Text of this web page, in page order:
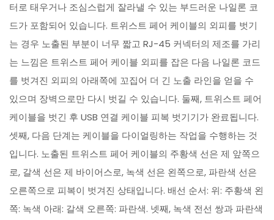
터로 태우거나 조심스럽게 잘라낼 수 있는 부드러운 나일론 코
드가 포함되어 있습니다. 트위스트 페어 케이블의 외피를 벗기
는 경우 노출된 부분이 너무 짧고 RJ-45 커넥터의 제조를 가리
는 느낌은 트위스트 페어 케이블 외피를 잡은 다음 나일론 코드
를 벗겨진 외피의 아래쪽에 꼬집어 더 긴 노출 라인을 얻을 수
있으며 장벽으로만 다시 벗길 수 있습니다. 둘째, 트위스트 페어
케이블을 벗긴 후 USB 연결 케이블 피복 벗기기가 완료됩니다.
셋째, 다음 단계는 케이블을 다이얼링하는 작업을 수행하는 것
입니다. 노출된 트위스트 페어 케이블의 주황색 선은 제 앞쪽으
로, 갈색 선은 제 바이어스로, 녹색 선은 왼쪽으로, 파란색 선은
오른쪽으로 피복이 벗겨진 상태입니다. 배선 순서: 위: 주황색 왼
쪽: 녹색 아래: 갈색 오른쪽: 파란색. 넷째, 녹색 전선 쌍과 파란색